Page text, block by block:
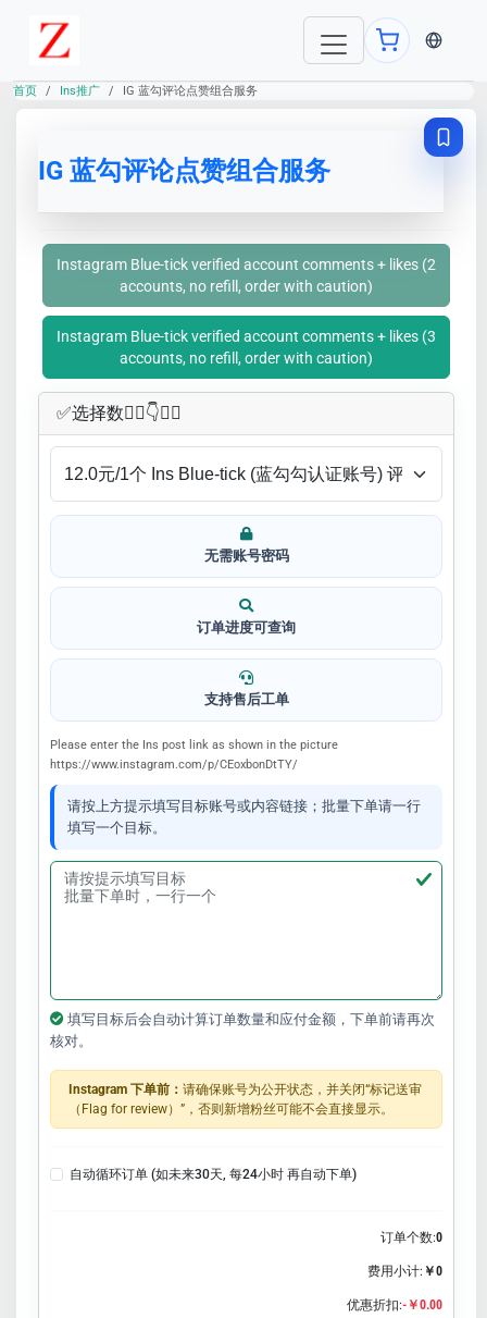
当前语
首页 Ins推广 IG 蓝勾评论点赞组合服务
IG 蓝勾评论点赞组合服务
Instagram Blue-tick verified account comments + likes (2
accounts, no refill, order with caution)
Instagram Blue-tick verified account comments + likes (3
accounts, no refill, order with caution)
✅​选择数👇🏻​​👇👇🏻​​
无需账号密码
订单进度可查询
支持售后工单
Please enter the Ins post link as shown in the picture
https://www.instagram.com/p/CEoxbonDtTY/
请按上方提示填写目标账号或内容链接；批量下单请一行
填写一个目标。
填写目标后会自动计算订单数量和应付金额，下单前请再次
核对。
Instagram 下单前： 请确保账号为公开状态，并关闭“标记送审
（Flag for review）”，否则新增粉丝可能不会直接显示。
自动循环订单 (如未来30天, 每24小时 再自动下单)
订单个数:0
费用小计: ￥0
优惠折扣:-￥0.00